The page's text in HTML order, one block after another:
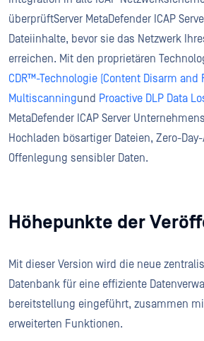
überprüftServer MetaDefender ICAP
Dateiinhalte, bevor sie das Netzwerk
erreichen. Mit den proprietären
CDR™-Technologie (Content Disarm and
Multiscanningund Proactive DLP Data
MetaDefender ICAP Server
Hochladen bösartiger Dateien, Zero-
Offenlegung sensibler Daten.
Höhepunkte der
Mit dieser Version wird die neue
Datenbank für eine effiziente
bereitstellung eingeführt, zusammen
erweiterten Funktionen.